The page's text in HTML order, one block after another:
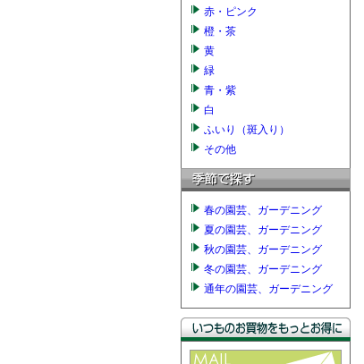
赤・ピンク
橙・茶
黄
緑
青・紫
白
ふいり（斑入り）
その他
春の園芸、ガーデニング
夏の園芸、ガーデニング
秋の園芸、ガーデニング
冬の園芸、ガーデニング
通年の園芸、ガーデニング